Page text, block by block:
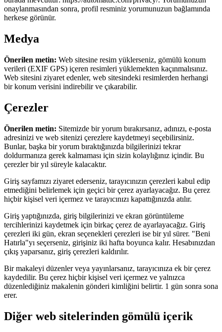
onaylanmasından sonra, profil resminiz yorumunuzun bağlamında
herkese görünür.
Medya
Önerilen metin: Web sitesine resim yüklerseniz, gömülü konum
verileri (EXIF GPS) içeren resimleri yüklemekten kaçınmalısınız.
Web sitesini ziyaret edenler, web sitesindeki resimlerden herhangi
bir konum verisini indirebilir ve çıkarabilir.
Çerezler
Önerilen metin: Sitemizde bir yorum bırakırsanız, adınızı, e-posta
adresinizi ve web sitenizi çerezlere kaydetmeyi seçebilirsiniz.
Bunlar, başka bir yorum bıraktığınızda bilgilerinizi tekrar
doldurmanıza gerek kalmaması için sizin kolaylığınız içindir. Bu
çerezler bir yıl süreyle kalacaktır.
Giriş sayfamızı ziyaret ederseniz, tarayıcınızın çerezleri kabul edip
etmediğini belirlemek için geçici bir çerez ayarlayacağız. Bu çerez
hiçbir kişisel veri içermez ve tarayıcınızı kapattığınızda atılır.
Giriş yaptığınızda, giriş bilgilerinizi ve ekran görüntüleme
tercihlerinizi kaydetmek için birkaç çerez de ayarlayacağız. Giriş
çerezleri iki gün, ekran seçenekleri çerezleri ise bir yıl sürer. "Beni
Hatırla"yı seçerseniz, girişiniz iki hafta boyunca kalır. Hesabınızdan
çıkış yaparsanız, giriş çerezleri kaldırılır.
Bir makaleyi düzenler veya yayınlarsanız, tarayıcınıza ek bir çerez
kaydedilir. Bu çerez hiçbir kişisel veri içermez ve yalnızca
düzenlediğiniz makalenin gönderi kimliğini belirtir. 1 gün sonra sona
erer.
Diğer web sitelerinden gömülü içerik